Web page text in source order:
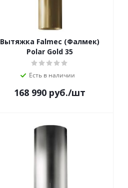
Вытяжка Falmec (Фалмек)
Polar Gold 35
Есть в наличии
168 990 руб./шт